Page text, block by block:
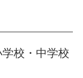
校・中学校